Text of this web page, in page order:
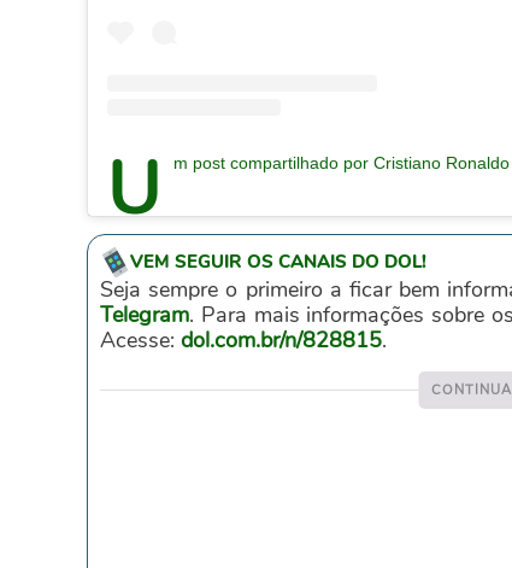
Um post compartilhado por Cristiano
VEM SEGUIR OS CANAIS DO DOL!
Seja sempre o primeiro a ficar bem
Telegram. Para mais informações sobre
Acesse: dol.com.br/n/828815.